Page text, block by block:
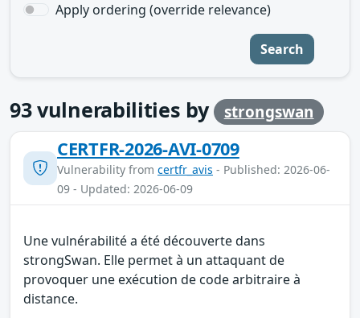
Apply ordering (override relevance)
Search
93vulnerabilities by strongswan
CERTFR-2026-AVI-0709
Vulnerability from certfr_avis - Published: 2026-06-
09 - Updated: 2026-06-09
Une vulnérabilité a été découverte dans
strongSwan. Elle permet à un attaquant de
provoquer une exécution de code arbitraire à
distance.